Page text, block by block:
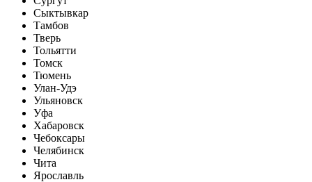
Сыктывкар
Тамбов
Тверь
Тольятти
Томск
Тюмень
Улан-Удэ
Ульяновск
Уфа
Хабаровск
Чебоксары
Челябинск
Чита
Ярославль